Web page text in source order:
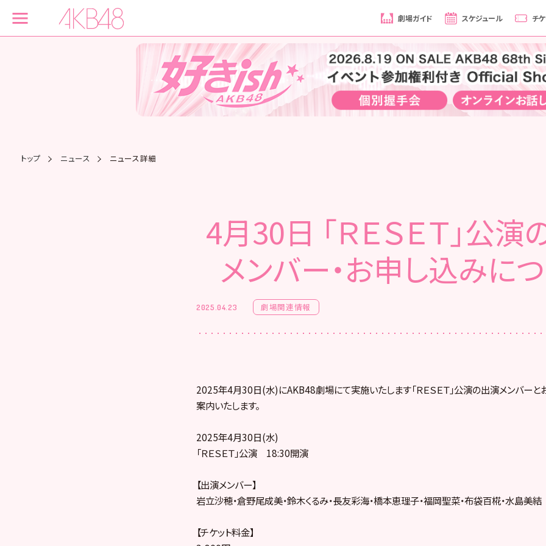
劇場ガイド スケジュール チ
トップ ニュース ニュース詳細
4月30日 「ＲＥＳＥＴ」公演
メンバー・お申し込みに
2025.04.23 劇場関連情報
2025年4月30日(水)にAKB48劇場にて実施いたします「ＲＥＳＥＴ」公演の出演メンバー
案内いたします。
2025年4月30日(水)
「ＲＥＳＥＴ」公演 18:30開演
【出演メンバー】
岩立沙穂・倉野尾成美・鈴木くるみ・長友彩海・橋本恵理子・福岡聖菜・布袋百椛・水島美結
【チケット料金】